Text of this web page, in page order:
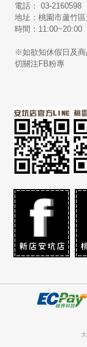
電話： 03-2160598
地址：桃園市蘆竹
時間：11:00~20:00
※如欲知休假日及
切關注FB粉專